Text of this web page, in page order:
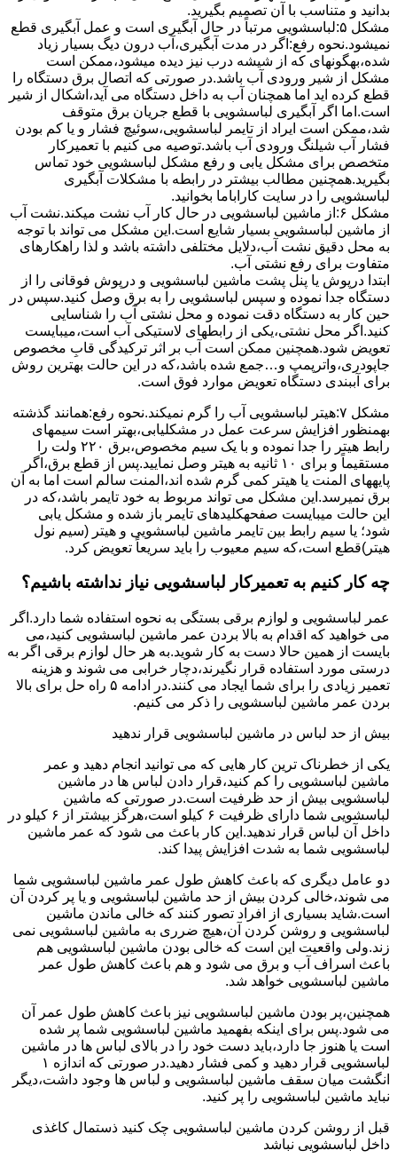
بدانید و متناسب با آن تصمیم بگیرید.
مشکل ۵:لباسشویی مرتباً در ﺣﺎل آﺑﮕﯿﺮی اﺳﺖ و ﻋﻤﻞ آﺑﮕﯿﺮی ﻗﻄﻊ
نمیشود.نحوه رﻓﻊ:اﮔﺮ در ﻣﺪت آﺑﮕﯿﺮی،آب درون دﯾﮓ ﺑﺴﯿﺎر زﯾﺎد
ﺷﺪه،بهگونهای ﮐﻪ از ﺷﯿﺸﻪ درب ﻧﯿﺰ دﯾﺪه میشود،ممکن است
مشکل از شیر ورودی آب باشد.در صورتی که اتصال برق دستگاه را
قطع کرده اید اما همچنان آب به داخل دستگاه می آید،اشکال از شیر
است.اما اگر آبگیری لباسشویی با قطع جریان برق متوقف
شد،ممکن است ایراد از تایمر لباسشویی،سوئیچ فشار و یا کم بودن
فشار آب شیلنگ ورودی آب باشد.توصیه می کنیم با تعمیرکار
متخصص برای مشکل یابی و رفع مشکل لباسشویی خود تماس
بگیرید.همچنین مطالب بیشتر در رابطه با مشکلات آبگیری
لباسشویی را در سایت کاراباما بخوانید.
مشکل ۶:از ﻣﺎﺷﯿﻦ لباسشویی در ﺣﺎل ﮐﺎر آب ﻧﺸﺖ میکند.نشت آب
از ماشین لباسشویی بسیار شایع است.این مشکل می تواند با توجه
به محل دقیق نشت آب،دلایل مختلفی داشته باشد و لذا راهکارهای
متفاوت برای رفع نشتی آب.
ابتدا درپوش یا پنل ﭘﺸﺖ ﻣﺎﺷﯿﻦ لباسشویی و درپوش ﻓﻮﻗﺎﻧﯽ را از
دستگاه ﺟﺪا ﻧﻤﻮده و ﺳﭙﺲ لباسشویی را ﺑﻪ ﺑﺮق وصل ﮐﻨﯿﺪ.سپس در
حین کار به دستگاه دقت نموده و ﻣﺤﻞ نشتی آب را ﺷﻨﺎﺳﺎﯾﯽ
کنید.اﮔﺮ ﻣﺤﻞ نشتی،ﯾﮑﯽ از رابطهای ﻻﺳﺘﯿﮑﯽ آب اﺳﺖ،میبایست
ﺗﻌﻮﯾﺾ شود.همچنین ﻣﻤﮑﻦ اﺳﺖ آب بر اثر ﺗﺮﮐﯿﺪﮔﯽ قابِ ﻣﺨﺼﻮص
ﺟﺎﭘﻮدری،واترپمپ و…جمع شده ﺑﺎﺷﺪ،ﮐﻪ در این حالت بهترین روش
برای آببندی دستگاه ﺗﻌﻮﯾﺾ ﻣﻮارد ﻓﻮق اﺳﺖ.
مشکل ۷:ﻫﯿﺘﺮ لباسشویی آب را ﮔﺮم نمیکند.نحوه رﻓﻊ:ﻫﻤﺎﻧﻨﺪ ﮔﺬﺷﺘﻪ
بهمنظور اﻓﺰاﯾﺶ ﺳﺮﻋﺖ ﻋﻤﻞ در مشکلیابی،بهتر است سیمهای
راﺑﻂ ﻫﯿﺘﺮ را ﺟﺪا ﻧﻤﻮده و ﺑﺎ ﯾﮏ ﺳﯿﻢ ﻣﺨﺼﻮص،برق ۲۲۰ ولت را
مستقیماً و برای ۱۰ ﺛﺎﻧﯿﻪ ﺑﻪ ﻫﯿﺘﺮ وصل نمایید.ﭘﺲ از ﻗﻄﻊ ﺑﺮق،اﮔﺮ
پایههای اﻟﻤﻨﺖ یا هیتر کمی ﮔﺮم ﺷﺪه اند،اﻟﻤﻨﺖ ﺳﺎﻟﻢ است اما ﺑﻪ آن
ﺑﺮق نمیرسد.اﯾﻦ ﻣﺸﮑﻞ می تواند مربوط به ﺧﻮد ﺗﺎﯾﻤﺮ باشد،ﮐﻪ در
این حالت میبایست صفحهکلیدهای ﺗﺎﯾﻤﺮ باز شده و مشکل یابی
شود؛ ﯾﺎ ﺳﯿﻢ راﺑﻂ ﺑﯿﻦ ﺗﺎﯾﻤﺮ ماشین لباسشویی و ﻫﯿﺘﺮ (سیم ﻧﻮل
ﻫﯿﺘﺮ)ﻗﻄﻊ اﺳﺖ،ﮐﻪ ﺳﯿﻢ ﻣﻌﯿﻮب را ﺑﺎﯾﺪ سریعاً ﺗﻌﻮﯾﺾ کرد.
چه کار کنیم به تعمیرکار لباسشویی نیاز نداشته باشیم؟
عمر لباسشویی و لوازم برقی بستگی به نحوه استفاده شما دارد.اگر
می خواهید که اقدام به بالا بردن عمر ماشین لباسشویی کنید،می
بایست از همین حالا دست به کار شوید.به هر حال لوازم برقی اگر به
درستی مورد استفاده قرار نگیرند،دچار خرابی می شوند و هزینه
تعمیر زیادی را برای شما ایجاد می کنند.در ادامه ۵ راه حل برای بالا
بردن عمر ماشین لباسشویی را ذکر می کنیم.
بیش از حد لباس در ماشین لباسشویی قرار ندهید
یکی از خطرناک ترین کار هایی که می توانید انجام دهید و عمر
ماشین لباسشویی را کم کنید،قرار دادن لباس ها در ماشین
لباسشویی بیش از حد ظرفیت است.در صورتی که ماشین
لباسشویی شما دارای ظرفیت ۶ کیلو است،هرگز بیشتر از ۶ کیلو در
داخل آن لباس قرار ندهید.این کار باعث می شود که عمر ماشین
لباسشویی شما به شدت افزایش پیدا کند.
دو عامل دیگری که باعث کاهش طول عمر ماشین لباسشویی شما
می شوند،خالی کردن بیش از حد ماشین لباسشویی و یا پر کردن آن
است.شاید بسیاری از افراد تصور کنند که خالی ماندن ماشین
لباسشویی و روشن کردن آن،هیچ ضرری به ماشین لباسشویی نمی
زند.ولی واقعیت این است که خالی بودن ماشین لباسشویی هم
باعث اسراف آب و برق می شود و هم باعث کاهش طول عمر
ماشین لباسشویی خواهد شد.
همچنین،پر بودن ماشین لباسشویی نیز باعث کاهش طول عمر آن
می شود.پس برای اینکه بفهمید ماشین لباسشویی شما پر شده
است یا هنوز جا دارد،باید دست خود را در بالای لباس ها در ماشین
لباسشویی قرار دهید و کمی فشار دهید.در صورتی که اندازه ۱
انگشت میان سقف ماشین لباسشویی و لباس ها وجود داشت،دیگر
نباید ماشین لباسشویی را پر کنید.
قبل از روشن کردن ماشین لباسشویی چک کنید ذستمال کاغذی
داخل لباسشویی نباشد